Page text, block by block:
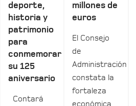
deporte,
historia y
patrimonio
para
conmemorar
su 125
aniversario
Contará
millones de
euros
El Consejo
de
Administración
constata la
fortaleza
económica